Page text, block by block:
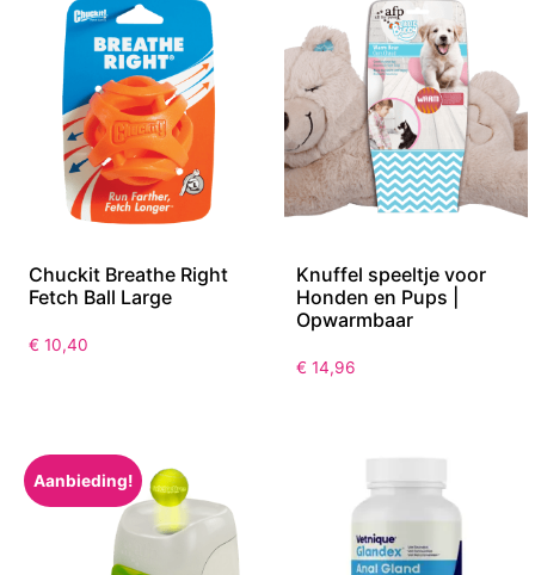
Chuckit Breathe Right
Fetch Ball Large
€ 10,40
Knuffel speeltje voor
Honden en Pups |
Opwarmbaar
€ 14,96
Aanbieding!